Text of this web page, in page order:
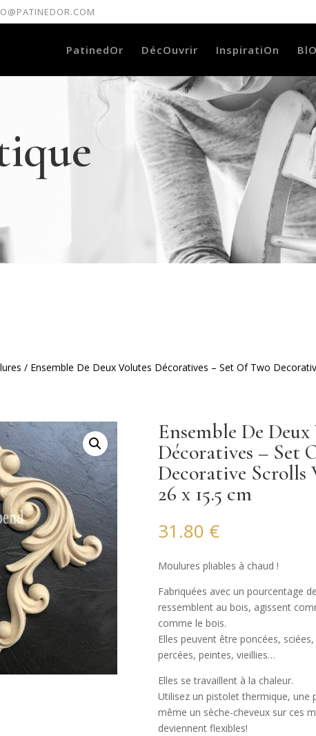
PatinedOr DécOuvrir InspiratiOn
/ Ensemble De Deux Volutes Décoratives – Set Of Two
Ensemble De
Décoratives – Set
Decorative Scrolls
26 x 15.5 cm
31.80 €
Moulures pliables à chaud !
Fabriquées avec un pourcentage
ressemblent au bois, agissent
comme le bois.
Elles peuvent être poncées,
percées, peintes, vieillies…
Elles se travaillent à la chaleur.
Utilisez un pistolet thermique, une
même un sèche-cheveux sur ces
deviennent flexibles!